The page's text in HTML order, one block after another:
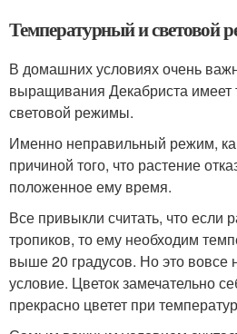
Температурный и световой
В домашних условиях очень
выращивания Декабриста имеет
световой режимы.
Именно неправильный режим,
причиной того, что растение
положенное ему время.
Все привыкли считать, что если
тропиков, то ему необходим
выше 20 градусов. Но это вовсе
условие. Цветок замечательно
прекрасно цветет при